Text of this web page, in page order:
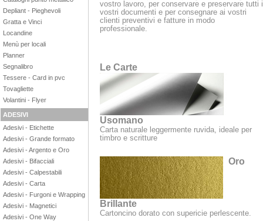
Depliant - Pieghevoli
Gratta e Vinci
Locandine
Menù per locali
Planner
Segnalibro
Tessere - Card in pvc
Tovagliette
Volantini - Flyer
ADESIVI
Adesivi - Etichette
Adesivi - Grande formato
Adesivi - Argento e Oro
Adesivi - Bifacciali
Adesivi - Calpestabili
Adesivi - Carta
Adesivi - Furgoni e Wrapping
Adesivi - Magnetici
Adesivi - One Way
vostro lavoro, per conservare e preservare tutti i
vostri documenti e per consegnare ai vostri
clienti preventivi e fatture in modo
professionale.
Le Carte
Usomano
Carta naturale leggermente ruvida, ideale per
timbro e scritture
Oro
Brillante
Cartoncino dorato con supericie perlescente.